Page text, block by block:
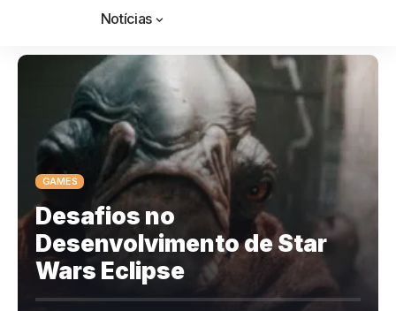
Notícias
GAMES
Desafios no
Desenvolvimento de Star
Wars Eclipse